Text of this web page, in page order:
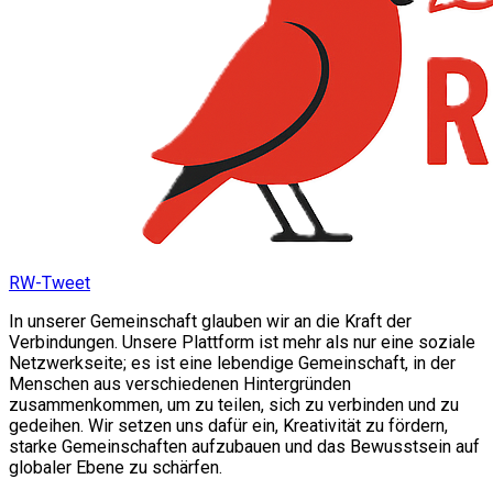
RW-Tweet
In unserer Gemeinschaft glauben wir an die Kraft der
Verbindungen. Unsere Plattform ist mehr als nur eine soziale
Netzwerkseite; es ist eine lebendige Gemeinschaft, in der
Menschen aus verschiedenen Hintergründen
zusammenkommen, um zu teilen, sich zu verbinden und zu
gedeihen. Wir setzen uns dafür ein, Kreativität zu fördern,
starke Gemeinschaften aufzubauen und das Bewusstsein auf
globaler Ebene zu schärfen.